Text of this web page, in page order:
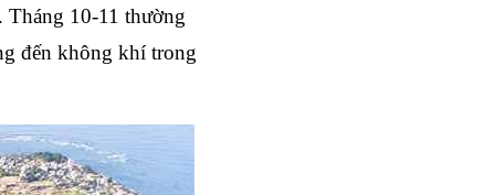
Tháng 10-11 thường
đến không khí trong